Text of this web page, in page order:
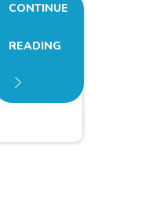
CONTINUE
READING